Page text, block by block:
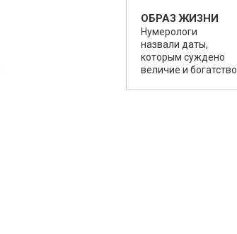
ОБРАЗ ЖИЗНИ
Нумерологи
назвали даты,
которым суждено
величие и богатство